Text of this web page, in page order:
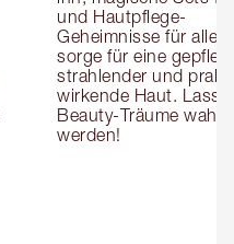
und Hautpflege-
Geheimnisse für alle,
sorge für eine
strahlender und
wirkende Haut. Lass
Beauty-Träume wahr
werden!